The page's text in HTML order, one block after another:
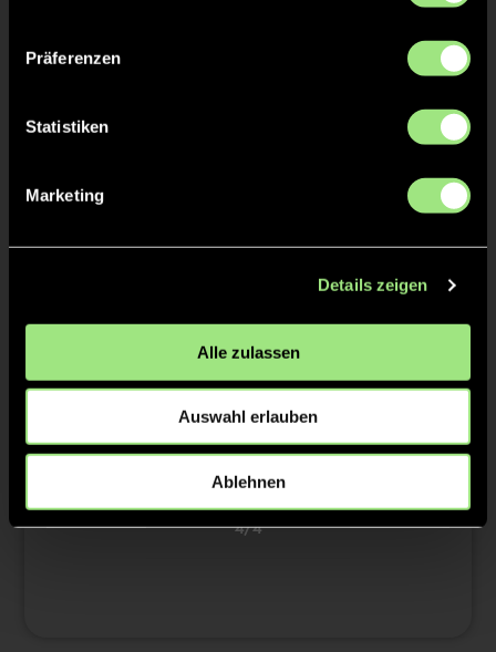
Präferenzen
Statistiken
Marketing
Details zeigen
Alle zulassen
Auswahl erlauben
Ablehnen
TW = Torwart & ETW = Ersatztorwart, K = Kapitän
1/4
2:0 Carolin Palm, 32’
3/4
4/4